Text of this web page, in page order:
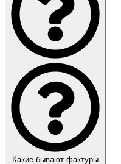
Какие бывают фактуры